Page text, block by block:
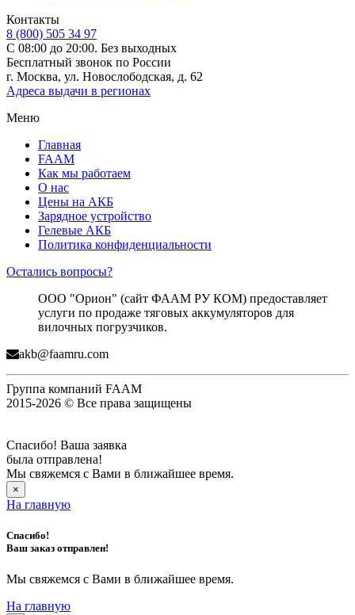
Контакты
8 (800) 505 34 97
С 08:00 до 20:00. Без выходных
Бесплатный звонок по России
г. Москва, ул. Новослободская, д. 62
Адреса выдачи в регионах
Меню
Главная
FAAM
Как мы работаем
О нас
Цены на АКБ
Зарядное устройство
Гелевые АКБ
Политика конфиденциальности
Остались вопросы?
ООО "Орион" (сайт ФААМ РУ КОМ) предоставляет
услуги по продаже тяговых аккумуляторов для
вилочных погрузчиков.
akb@faamru.com
Группа компаний FAAM
2015-2026 © Все права защищены
Спасибо! Ваша заявка
была отправлена!
Мы свяжемся с Вами в ближайшее время.
×
На главную
Спасибо!
Ваш заказ отправлен!
Мы свяжемся с Вами в ближайшее время.
На главную